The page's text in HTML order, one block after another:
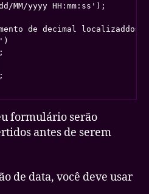
MM/yyyy HH:mm:ss');
de decimal localizaddos
formulário serão
antes de serem
de data, você deve usar